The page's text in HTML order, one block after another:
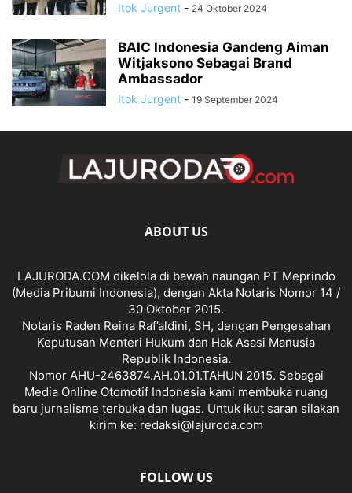
Itok Jurgent - 24 Oktober 2024
BAIC Indonesia Gandeng Aiman
Witjaksono Sebagai Brand
Ambassador
Itok Jurgent - 19 September 2024
ABOUT US
LAJURODA.COM dikelola di bawah naungan PT Meprindo
(Media Pribumi Indonesia), dengan Akta Notaris Nomor 14 /
30 Oktober 2015.
Notaris Raden Reina Raf’aldini, SH, dengan Pengesahan
Keputusan Menteri Hukum dan Hak Asasi Manusia
Republik Indonesia.
Nomor AHU-2463874.AH.01.01.TAHUN 2015. Sebagai
Media Online Otomotif Indonesia kami membuka ruang
baru jurnalisme terbuka dan lugas. Untuk ikut saran silakan
kirim ke: redaksi@lajuroda.com
FOLLOW US